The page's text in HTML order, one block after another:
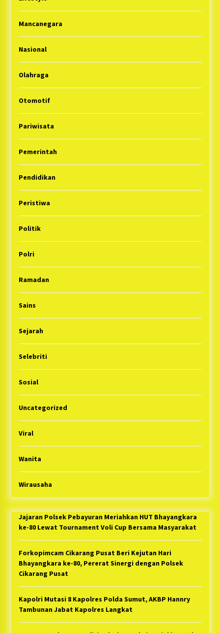
Mancanegara
Nasional
Olahraga
Otomotif
Pariwisata
Pemerintah
Pendidikan
Peristiwa
Politik
Polri
Ramadan
Sains
Sejarah
Selebriti
Sosial
Uncategorized
Viral
Wanita
Wirausaha
Jajaran Polsek Pebayuran Meriahkan HUT Bhayangkara
ke-80 Lewat Tournament Voli Cup Bersama Masyarakat
Forkopimcam Cikarang Pusat Beri Kejutan Hari
Bhayangkara ke-80, Pererat Sinergi dengan Polsek
Cikarang Pusat
Kapolri Mutasi 8 Kapolres Polda Sumut, AKBP Hannry
Tambunan Jabat Kapolres Langkat